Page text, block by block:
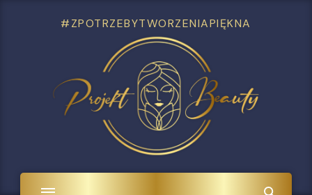
#ZPOTRZEBYTWORZENIAPIĘKNA